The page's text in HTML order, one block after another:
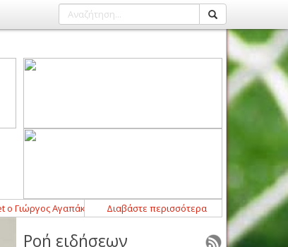
Αγαπάκης 14:45 - Δυνατή επιστροφή με Αλέξανδρο
Διαβάστε περισσότερα
Ροή ειδήσεων